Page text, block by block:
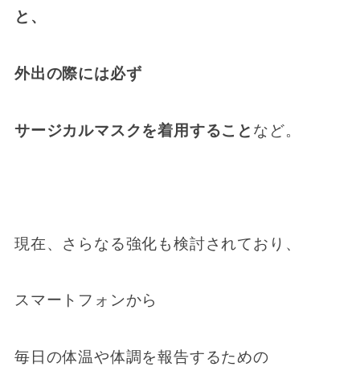
と、
外出の際には必ず
サージカルマスクを着用すること など。
現在、さらなる強化も検討されており、
スマートフォンから
毎日の体温や体調を報告するための